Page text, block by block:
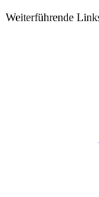
Weiterführende